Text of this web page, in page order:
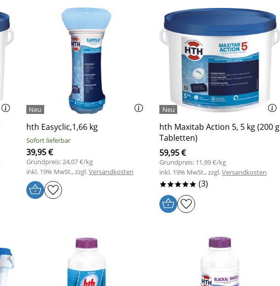
hth Easyclic,1,66 kg
Sofort lieferbar
39,95 €
Grundpreis: 24,07 €/kg
inkl. 19% MwSt., zzgl.Versandkosten
hth Maxitab Action 5, 5 kg (200 g
Tabletten)
59,95 €
Grundpreis: 11,99 €/kg
inkl. 19% MwSt., zzgl.Versandkosten
***** (3)